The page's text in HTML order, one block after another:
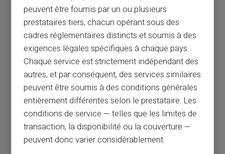
Open je account
peuvent être fournis par un ou plusieurs
prestataires tiers, chacun opérant sous des
cadres réglementaires distincts et soumis à des
exigences légales spécifiques à chaque pays.
Chaque service est strictement indépendant des
autres, et par conséquent, des services similaires
peuvent être soumis à des conditions générales
entièrement différentes selon le prestataire. Les
conditions de service — telles que les limites de
transaction, la disponibilité ou la couverture —
peuvent donc varier considérablement.